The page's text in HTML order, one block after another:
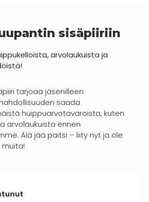
sisäpiiriin
arvolaukuista ja
tarjoaa jäsenilleen
saada
huippuarvotavaroista, kuten
arvolaukuista ennen
Älä jää paitsi – liity nyt ja ole